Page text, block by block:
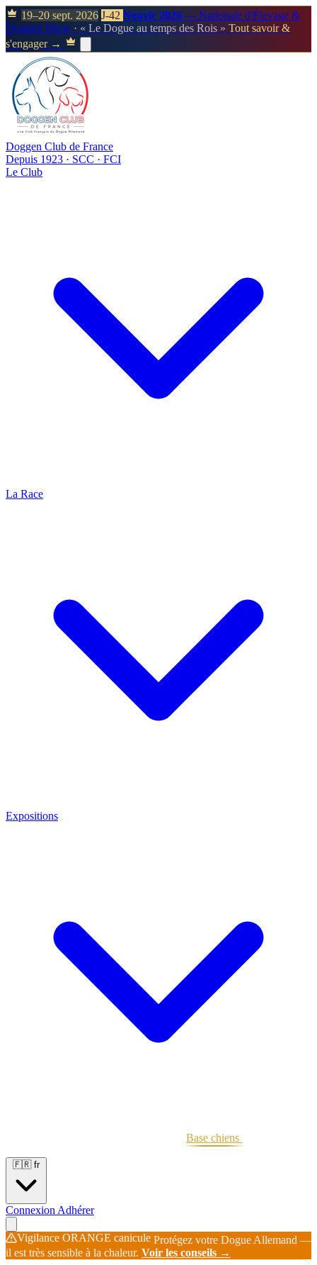
19–20 sept. 2026 J-42 Neuvic 2026 — Nationale d'Élevage &
Doggen Show · « Le Dogue au temps des Rois » Tout savoir &
s'engager →
Doggen Club de France
Depuis 1923 · SCC · FCI
Le Club
La Race
Expositions
Base chiens
🇫🇷 fr
Connexion Adhérer
Vigilance ORANGE canicule Protégez votre Dogue Allemand —
il est très sensible à la chaleur. Voir les conseils →